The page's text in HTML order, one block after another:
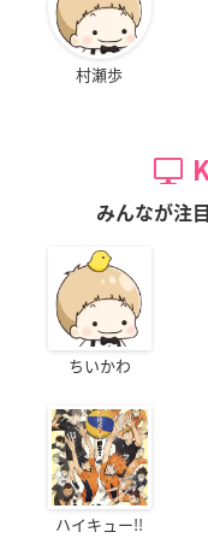
村瀬歩
みんなが注
ちいかわ
ハイキュー!!